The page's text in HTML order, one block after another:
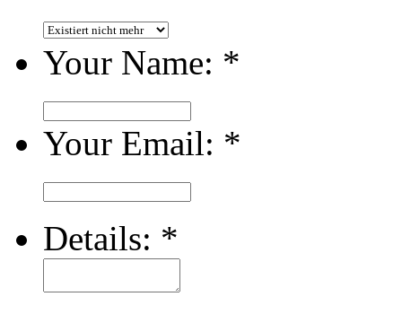
Your Name: *
Your Email: *
Details: *